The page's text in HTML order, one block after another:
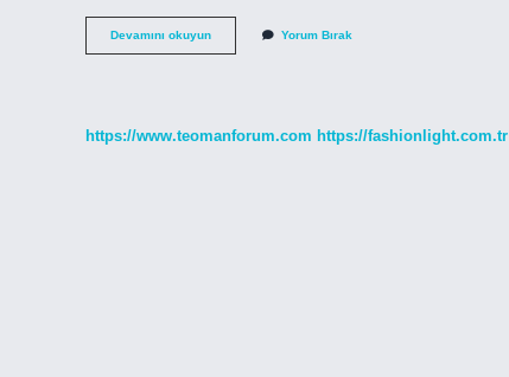
Devamını okuyunIzmir
Mi
Yorum Bırak
https://www.teomanforum.com https://fashionlight.com.tr